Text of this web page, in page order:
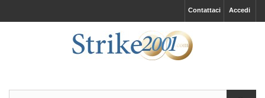
Accedi
Contattaci